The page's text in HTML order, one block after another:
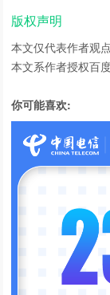
版权声明
本文仅代表作者观
本文系作者授权百
你可能喜欢: